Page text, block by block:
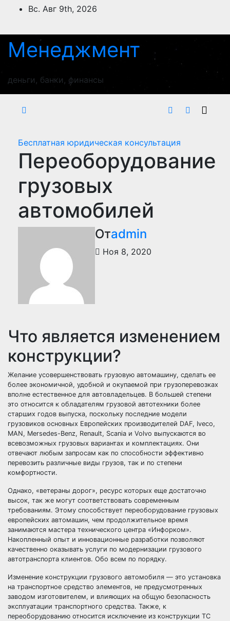
ПерейтиВс. Авг 9th, 2026
Менеджмент
деньги, банки, финансы
Бесплатная юридическая консультация
Переоборудование
грузовых
автомобилей
Отadmin
Ноя 8, 2020
Что является изменением
конструкции?
Желание усовершенствовать грузовую автомашину, сделать ее
более экономичной, удобной и окупаемой при грузоперевозках
вполне естественное для автовладельцев. В большей степени
это относится к обладателям грузовой автотехники более
старших годов выпуска, поскольку последние модели
грузовиков основных Европейских производителей DAF, Iveco,
MAN, Mersedes-Benz, Renault, Scania и Volvo выпускаются во
всевозможных грузовых вариантах и комплектациях. Они
отвечают любым запросам как по способности эффективно
перевозить различные виды грузов, так и по степени
комфортности.
Однако, «ветераны дорог», ресурс которых еще достаточно
высок, так же могут соответствовать современным
требованиям. Этому способствует переоборудование грузовых
европейских автомашин, чем продолжительное время
занимаются мастера технического центра «Инфорком».
Накопленный опыт и инновационные разработки позволяют
качественно оказывать услуги по модернизации грузового
автотранспорта клиентов. Обо всем по порядку.
Изменение конструкции грузового автомобиля — это установка
на транспортное средство элементов, не предусмотренных
заводом изготовителем, и влияющих на общую безопасность
эксплуатации транспортного средства. Также, к
переоборудованию относится исключение из конструкции ТС